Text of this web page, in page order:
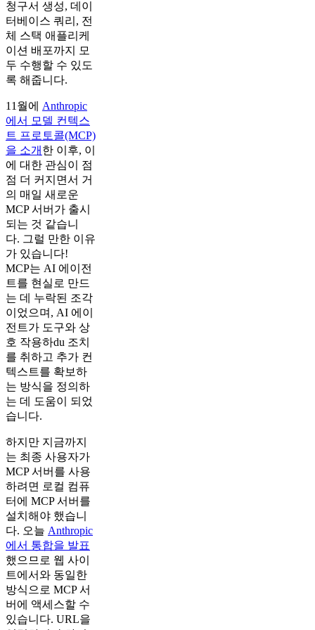
청구서 생성, 데이
터베이스 쿼리, 전
체 스택 애플리케
이션 배포까지 모
두 수행할 수 있도
록 해줍니다.
11월에 Anthropic
에서 모델 컨텍스
트 프로토콜(MCP)
을 소개 한 이후, 이
에 대한 관심이 점
점 더 커지면서 거
의 매일 새로운
MCP 서버가 출시
되는 것 같습니
다. 그럴 만한 이유
가 있습니다!
MCP는 AI 에이전
트를 현실로 만드
는 데 누락된 조각
이었으며, AI 에이
전트가 도구와 상
호 작용하du 조치
를 취하고 추가 컨
텍스트를 확보하
는 방식을 정의하
는 데 도움이 되었
습니다.
하지만 지금까지
는 최종 사용자가
MCP 서버를 사용
하려면 로컬 컴퓨
터에 MCP 서버를
설치해야 했습니
다. 오늘 Anthropic
에서 통합을 발표
했으므로 웹 사이
트에서와 동일한
방식으로 MCP 서
버에 액세스할 수
있습니다. URL을